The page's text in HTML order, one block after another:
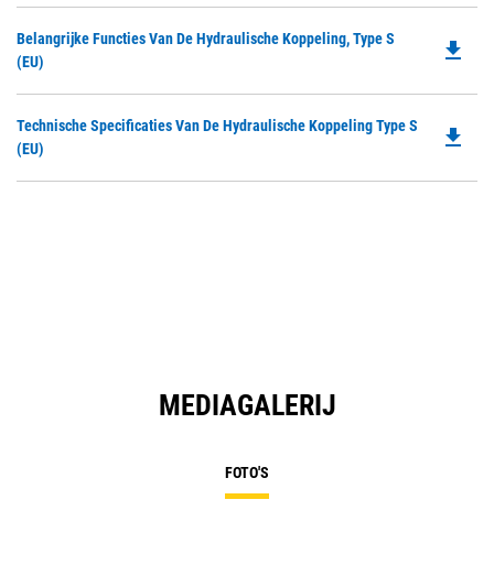
Belangrijke Functies Van De Hydraulische Koppeling, Type S
(EU)
file_download
Technische Specificaties Van De Hydraulische Koppeling Type S
(EU)
file_download
MEDIAGALERIJ
FOTO'S